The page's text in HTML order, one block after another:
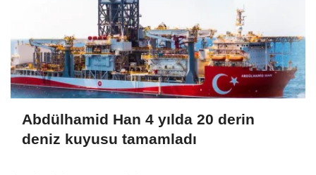
Abdülhamid Han 4 yılda 20 derin
deniz kuyusu tamamladı